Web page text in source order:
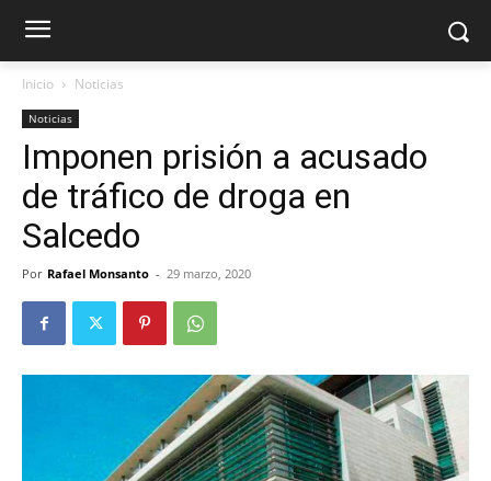
Inicio Noticias
Noticias
Imponen prisión a acusado
de tráfico de droga en
Salcedo
Por Rafael Monsanto - 29 marzo, 2020